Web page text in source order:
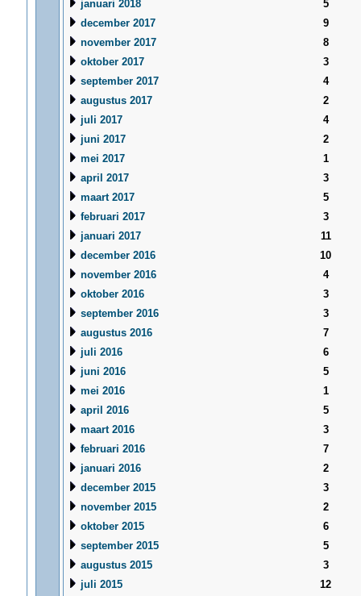
januari 2018
5
december 2017
9
november 2017
8
oktober 2017
3
september 2017
4
augustus 2017
2
juli 2017
4
juni 2017
2
mei 2017
1
april 2017
3
maart 2017
5
februari 2017
3
januari 2017
11
december 2016
10
november 2016
4
oktober 2016
3
september 2016
3
augustus 2016
7
juli 2016
6
juni 2016
5
mei 2016
1
april 2016
5
maart 2016
3
februari 2016
7
januari 2016
2
december 2015
3
november 2015
2
oktober 2015
6
september 2015
5
augustus 2015
3
juli 2015
12